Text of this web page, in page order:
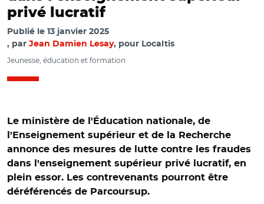
privé lucratif
Publié le 13 janvier 2025
par Jean Damien Lesay, pour Localtis
Jeunesse, éducation et formation
Le ministère de l'Éducation nationale, de
l'Enseignement supérieur et de la Recherche
annonce des mesures de lutte contre les fraudes
dans l'enseignement supérieur privé lucratif, en
plein essor. Les contrevenants pourront être
déréférencés de Parcoursup.